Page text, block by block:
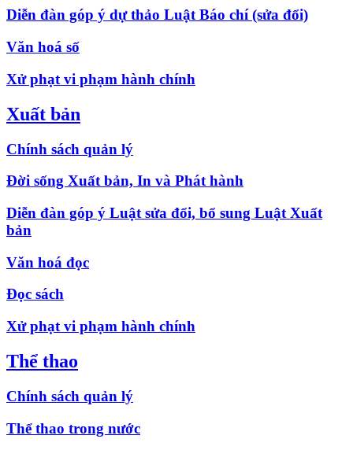
Diễn đàn góp ý dự thảo Luật Báo chí (sửa đổi)
Văn hoá số
Xử phạt vi phạm hành chính
Xuất bản
Chính sách quản lý
Đời sống Xuất bản, In và Phát hành
Diễn đàn góp ý Luật sửa đổi, bổ sung Luật Xuất
bản
Văn hoá đọc
Đọc sách
Xử phạt vi phạm hành chính
Thể thao
Chính sách quản lý
Thể thao trong nước